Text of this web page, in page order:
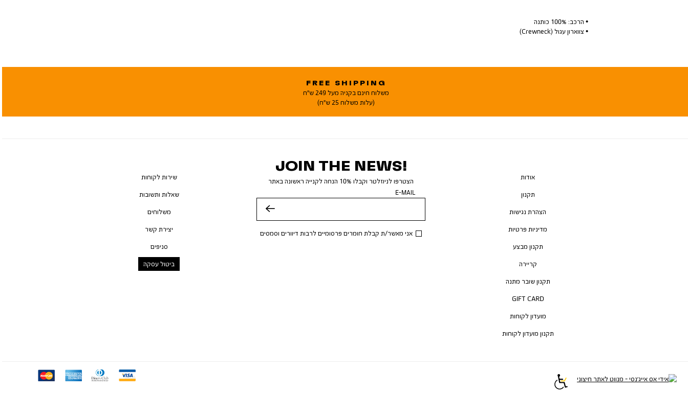
• הרכב: 100% כותנה
• צווארון עגול (Crewneck)
FREE SHIPPING
משלוח חינם בקניה מעל 249 ש"ח
(עלות משלוח 25 ש"ח)
JOIN THE NEWS!
הצטרפו לניוזלטר וקבלו 10% הנחה לקנייה ראשונה באתר
E-MAIL
אני מאשר/ת קבלת חומרים פרסומיים לרבות דיוורים וסמסים
אודות
תקנון
הצהרת נגישות
מדיניות פרטיות
תקנון מבצע
קריירה
תקנון שובר מתנה
GIFT CARD
מועדון לקוחות
תקנון מועדון לקוחות
שירות לקוחות
שאלות ותשובות
משלוחים
יצירת קשר
סניפים
ביטול עסקה
visa
diners
ae
mc